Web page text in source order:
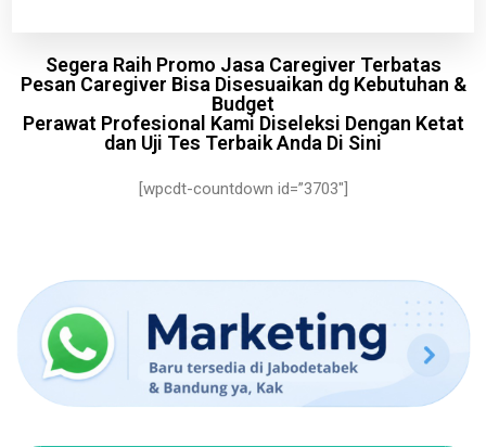
Segera Raih Promo Jasa Caregiver Terbatas
Pesan Caregiver Bisa Disesuaikan dg Kebutuhan &
Budget
Perawat Profesional Kami Diseleksi Dengan Ketat
dan Uji Tes Terbaik Anda Di Sini
[wpcdt-countdown id=”3703″]